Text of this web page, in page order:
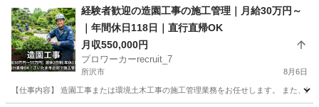
内宿駅 鳶職 協力会社
経験者歓迎の造園工事の施工管理｜月給30万円～
｜年間休日118日｜直行直帰OK
月収550,000円
プロワーカーrecruit_7
所沢市 8月6日
【仕事内容】 造園工事または環境土木工事の施工管理業務をお任せします。 また、